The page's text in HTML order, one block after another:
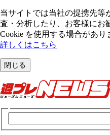
当サイトでは当社の提携先等
査・分析したり、お客様にお
Cookie を使⽤する場合があり
詳しくはこちら
閉じる